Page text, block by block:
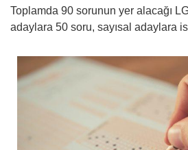
Toplamda 90 sorunun yer alacağı
adaylara 50 soru, sayısal adaylara